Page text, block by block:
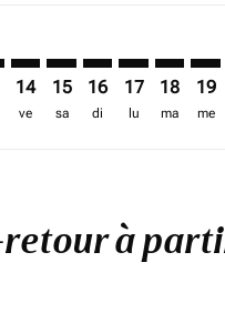
14
ve
15
sa
16
di
17
lu
18
ma
19
me
à